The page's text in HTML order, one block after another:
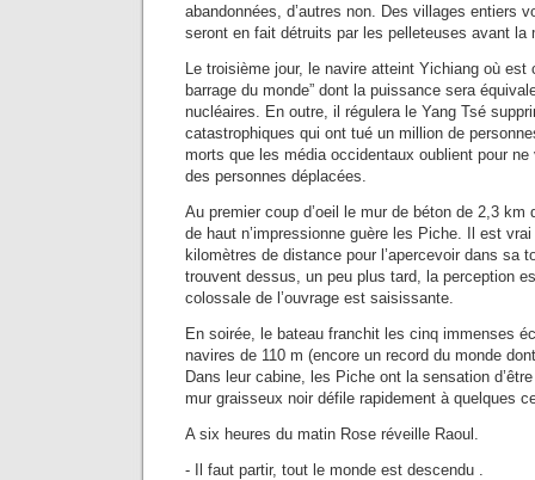
abandonnées, d’autres non. Des villages entiers
seront en fait détruits par les pelleteuses avant la
Le troisième jour, le navire atteint Yichiang où est
barrage du monde” dont la puissance sera
nucléaires. En outre, il régulera le Yang Tsé
catastrophiques qui ont tué un million de
morts que les média occidentaux oublient pour ne
des personnes déplacées.
Au premier coup d’oeil le mur de béton de 2,3 km
de haut n’impressionne guère les Piche. Il est vrai
kilomètres de distance pour l’apercevoir dans sa
trouvent dessus, un peu plus tard, la perception
colossale de l’ouvrage est saisissante.
En soirée, le bateau franchit les cinq immenses
navires de 110 m (encore un record du monde
Dans leur cabine, les Piche ont la sensation
mur graisseux noir défile rapidement à quelques
A six heures du matin Rose réveille Raoul.
- Il faut partir, tout le monde est descendu .